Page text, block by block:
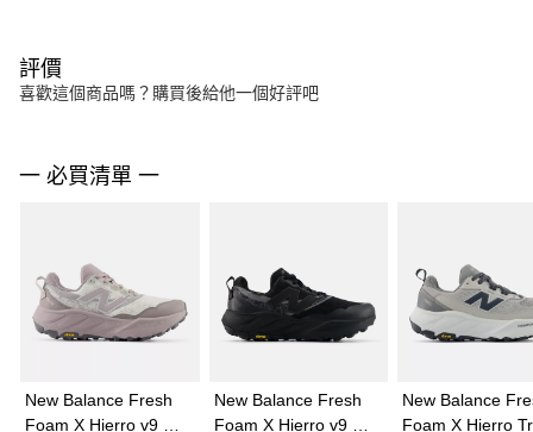
評價
喜歡這個商品嗎？購買後給他一個好評吧
一 必買清單 一
New Balance Fresh
Foam X Hierro v9 女
New Balance Fresh
Foam X Hierro v9 女
New Balance
Foam X Hierro